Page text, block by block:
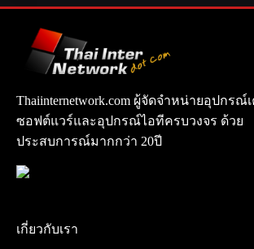
Thaiinternetwork.com ผู้จัดจำหน่ายอุปกรณ์
ซอฟต์แวร์และอุปกรณ์ไอทีครบวงจร ด้วย
ประสบการณ์มากกว่า 20ปี
เกี่ยวกับเรา